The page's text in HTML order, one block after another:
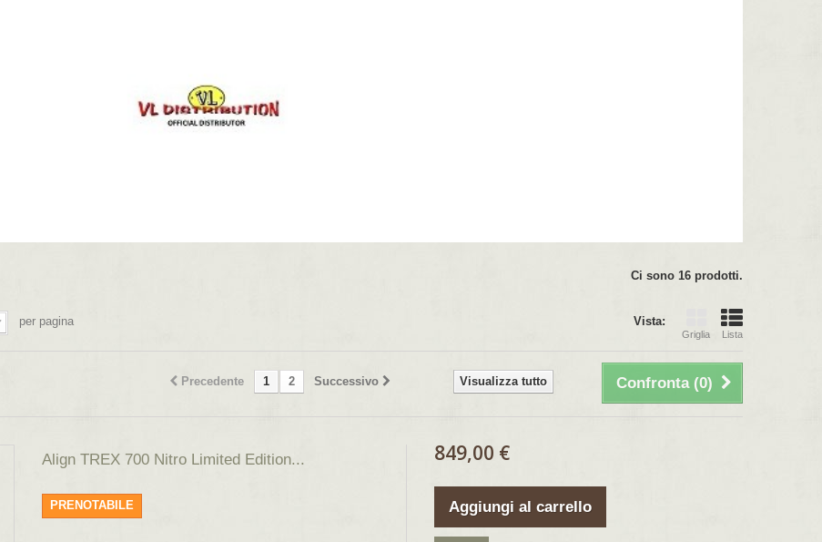
Ci sono 16 prodotti.
Vista:
Griglia Lista
per pagina
Confronta (0)
Visualizza tutto
Precedente 1 2 Successivo
Align TREX 700 Nitro Limited Edition...
PRENOTABILE
849,00 €
Aggiungi al carrello